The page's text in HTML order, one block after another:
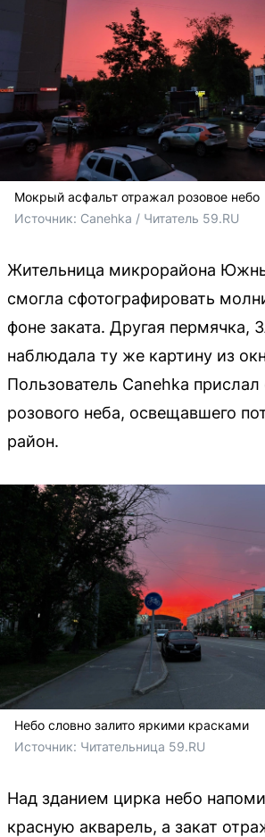
Мокрый асфальт отражал розовое небо
Источник: Canehka / Читатель 59.RU
Жительница микрорайона
смогла сфотографировать
фоне заката. Другая пермячка,
наблюдала ту же картину из
Пользователь Canehka
розового неба, освещавшего
район.
Небо словно залито яркими красками
Источник: Читательница 59.RU
Над зданием цирка небо
красную акварель, а закат